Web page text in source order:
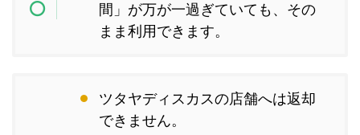
間」が万が一過ぎていても、その
まま利用できます。
ツタヤディスカスの店舗へは返却
できません。